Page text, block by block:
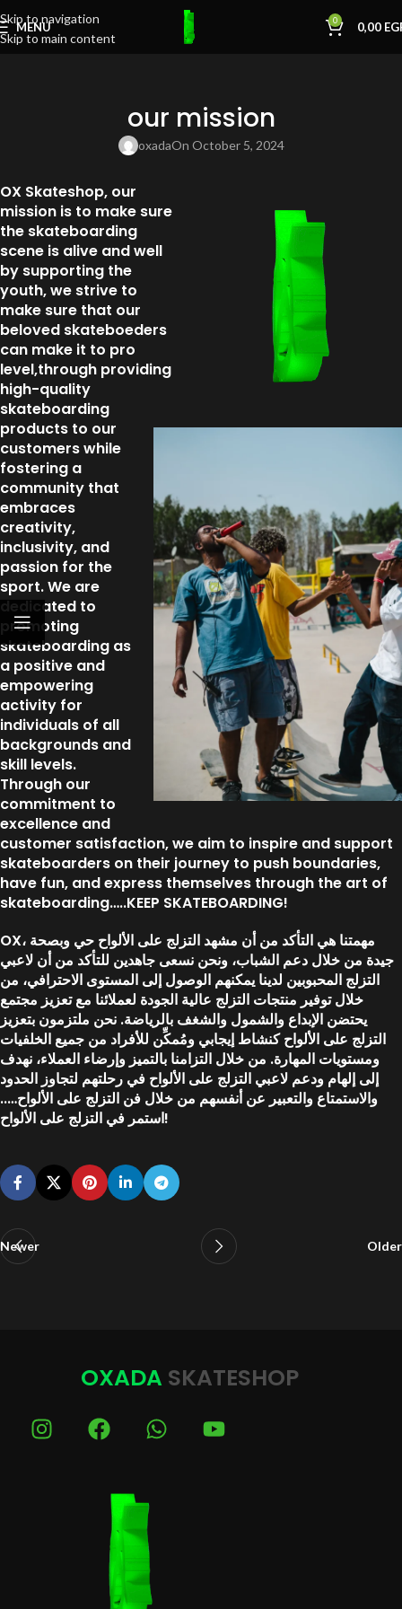
Skip to navigation
Skip to main content
MENU 0 0,00
our mission
oxadaOn October 5, 2024
OX Skateshop, our
mission is to make sure
the skateboarding
scene is alive and well
by supporting the
youth, we strive to
make sure that our
beloved skateboeders
can make it to pro
level,through providing
high-quality
skateboarding
products to our
customers while
fostering a
community that
embraces
creativity,
inclusivity, and
passion for the
sport. We are
dedicated to
promoting
skateboarding as
a positive and
empowering
activity for
individuals of all
backgrounds and
skill levels.
Through our
commitment to
excellence and
customer satisfaction, we aim to inspire and support
skateboarders on their journey to push boundaries,
have fun, and express themselves through the art of
skateboarding…..KEEP SKATEBOARDING!
OX، مهمتنا هي التأكد من أن مشهد التزلج على الألواح حي وبصحة
جيدة من خلال دعم الشباب، ونحن نسعى جاهدين للتأكد من أن لاعبي
التزلج المحبوبين لدينا يمكنهم الوصول إلى المستوى الاحترافي، من
خلال توفير منتجات التزلج عالية الجودة لعملائنا مع تعزيز مجتمع
يحتضن الإبداع والشمول والشغف بالرياضة. نحن ملتزمون بتعزيز
التزلج على الألواح كنشاط إيجابي ومُمكِّن للأفراد من جميع الخلفيات
ومستويات المهارة. من خلال التزامنا بالتميز وإرضاء العملاء، نهدف
إلى إلهام ودعم لاعبي التزلج على الألواح في رحلتهم لتجاوز الحدود
والاستمتاع والتعبير عن أنفسهم من خلال فن التزلج على الألواح…..
استمر في التزلج على الألواح!
Newer Older
OXADA SKATESHOP